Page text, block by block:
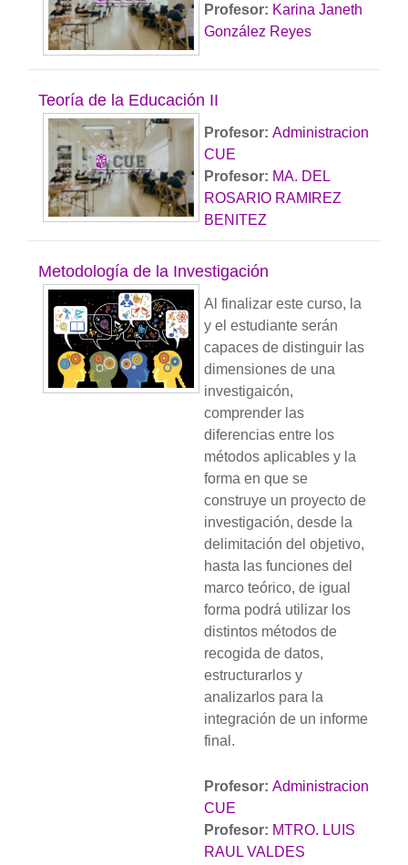
Profesor: Karina Janeth
González Reyes
Teoría de la Educación II
Profesor: Administracion
CUE
Profesor: MA. DEL
ROSARIO RAMIREZ
BENITEZ
Metodología de la Investigación
Al finalizar este curso, la
y el estudiante serán
capaces de distinguir las
dimensiones de una
investigaicón,
comprender las
diferencias entre los
métodos aplicables y la
forma en que se
construye un proyecto de
investigación, desde la
delimitación del objetivo,
hasta las funciones del
marco teórico, de igual
forma podrá utilizar los
distintos métodos de
recogida de datos,
estructurarlos y
analizarlos para la
integración de un informe
final.
Profesor: Administracion
CUE
Profesor: MTRO. LUIS
RAUL VALDES